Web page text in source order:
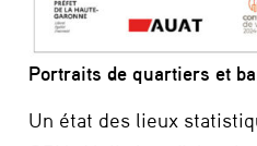
Portraits de quartiers et
Un état des lieux